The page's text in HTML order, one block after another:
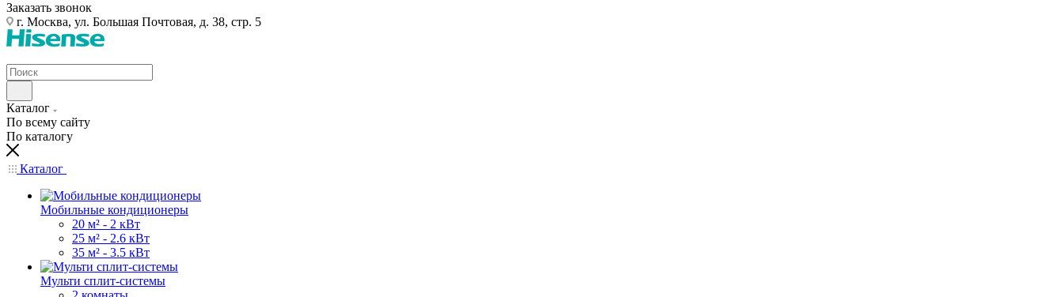
Заказать звонок
г. Москва, ул. Большая Почтовая, д. 38, стр. 5
Каталог
По всему сайту
По каталогу
Каталог
Мобильные кондиционеры
20 м² - 2 кВт
25 м² - 2.6 кВт
35 м² - 3.5 кВт
Мульти сплит-системы